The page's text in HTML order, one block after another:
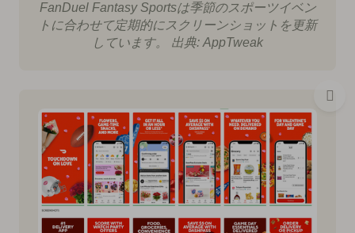
FanDuel Fantasy Sportsは季節のスポーツイベン
トに合わせて定期的にスクリーンショットを更新
しています。 出典: AppTweak